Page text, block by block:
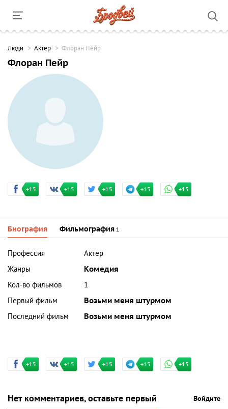
Люди Актер Флоран Пейр
Флоран Пейр
+15 +15 +15 +15 +15
Биография Фильмография 1
Профессия
Актер
Жанры
Комедия
Кол-во фильмов
1
Первый фильм
Возьми меня штурмом
Последний фильм
Возьми меня штурмом
+15 +15 +15 +15 +15
Нет комментариев, оставьте первый Войдите